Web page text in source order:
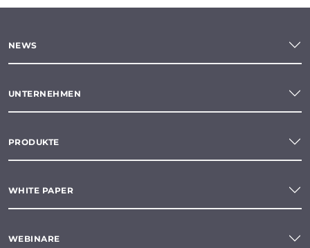
NEWS
UNTERNEHMEN
PRODUKTE
WHITE PAPER
WEBINARE